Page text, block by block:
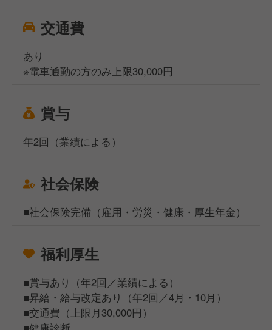
交通費
あり
※電車通勤の方のみ上限30,000円
賞与
年2回（業績による）
社会保険
■社会保険完備（雇用・労災・健康・厚生年金）
福利厚生
■賞与あり（年2回／業績による）
■昇給・給与改定あり（年2回／4月・10月）
■交通費（上限月30,000円）